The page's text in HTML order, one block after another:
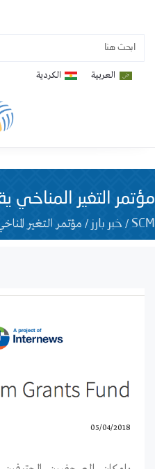
العربية الكردية
مؤتمر التغير المناخي
SCM
/ خبر بارز / مؤتمر التغير
05/04/2018